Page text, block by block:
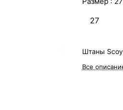
27
Штаны
Все